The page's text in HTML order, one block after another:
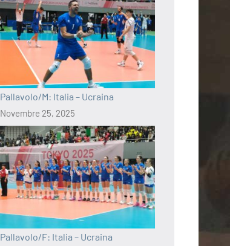
Pallavolo/M: Italia – Ucraina
Novembre 25, 2025
Pallavolo/F: Italia – Ucraina